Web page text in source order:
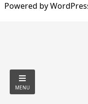
Powered by
MENU